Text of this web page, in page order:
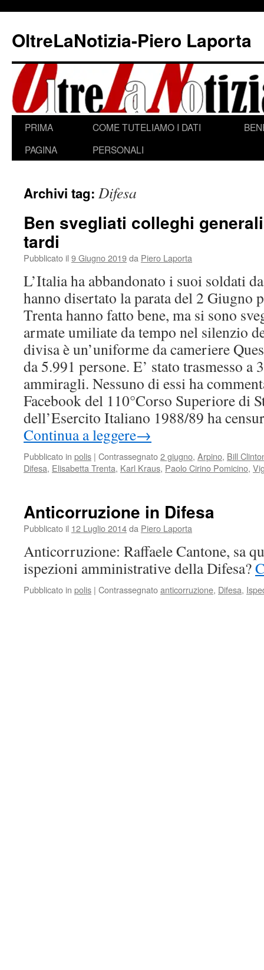
contenuto
OltreLaNotizia-Piero Laporta
PRIMA
PAGINA
COME TUTELIAMO I DATI
PERSONALI
Archivi tag: Difesa
Ben svegliati colleghi
tardi
Pubblicato il 9 Giugno 2019da Piero Laporta
L’Italia ha abbandonato i suoi soldati
hanno disertato la parata del 2 Giugno
Trenta hanno fatto bene, ma si sono
armate umiliate da tempo nel silenzio
divisa è un’uniforme da cameriere
da 5.991 persone. E’ stato trasmesso a
ammiragli. Nessuno di essi ha
Facebook del 110°Corso Superiore di
dell’Esercito Italiano 1988/89 ha
Continua a leggere→
Pubblicato in polis | Contrassegnato2 giugno, Arpino, Bill
Difesa, Elisabetta Trenta, Karl Kraus, Paolo Cirino Pomicino,
Anticorruzione in Difesa
Pubblicato il 12 Luglio 2014da Piero Laporta
Anticorruzione: Raffaele Cantone, sa
ispezioni amministrative della Difesa?
Pubblicato in polis | Contrassegnatoanticorruzione, Difesa,